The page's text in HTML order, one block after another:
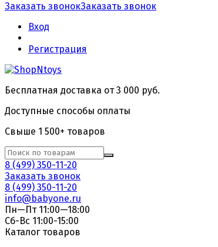
Заказать звонокЗаказать звонок
Вход
Регистрация
Бесплатная доставка от 3 000 руб.
Доступные способы оплаты
Свыше 1 500+ товаров
8 (499) 350-11-20
Заказать звонок
8 (499) 350-11-20
info@babyone.ru
Пн—Пт 11:00—18:00
Сб-Вс 11:00-15:00
Каталог товаров